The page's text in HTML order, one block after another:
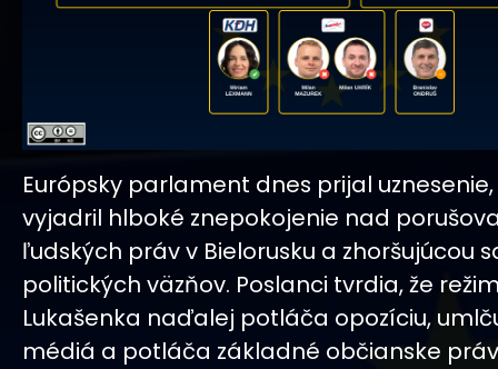
Európsky parlament dnes prijal
vyjadril hlboké znepokojenie nad
ľudských práv v Bielorusku a zhoršujúcou
politických väzňov. Poslanci tvrdia, že
Lukašenka naďalej potláča opozíciu,
médiá a potláča základné občianske